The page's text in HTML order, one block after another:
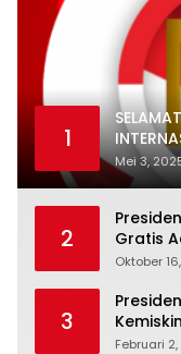
1
Mei 3,
2
Gratis
Depan
Oktober
3
Februari